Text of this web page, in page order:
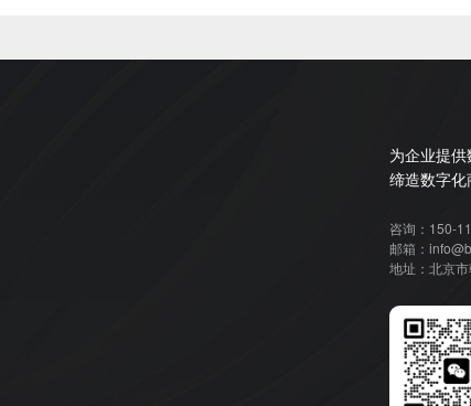
为企业提
缔造数字
咨询：150-
邮箱：
地址：北京